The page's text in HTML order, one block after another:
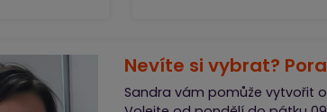
Nevíte si vybrat?
Sandra vám pomůže vytvořit